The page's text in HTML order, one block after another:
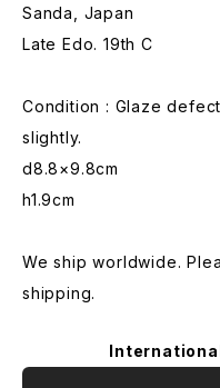
Sanda, Japan
Late Edo. 19th C
Condition : Glaze
slightly.
d8.8×9.8cm
h1.9cm
We ship worldwide.
shipping.